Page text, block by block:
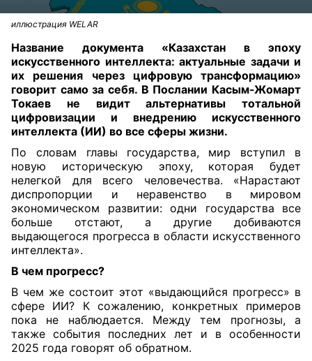
иллюстрация WELAR
Название документа «Казахстан в эпоху
искусственного интеллекта: актуальные задачи и
их решения через цифровую трансформацию»
говорит само за себя. В Послании Касым-Жомарт
Токаев не видит альтернативы тотальной
цифровизации и внедрению искусственного
интеллекта (ИИ) во все сферы жизни.
По словам главы государства, мир вступил в
новую историческую эпоху, которая будет
нелегкой для всего человечества. «Нарастают
диспропорции и неравенство в мировом
экономическом развитии: одни государства все
больше отстают, а другие добиваются
выдающегося прогресса в области искусственного
интеллекта».
В чем прогресс?
В чем же состоит этот «выдающийся прогресс» в
сфере ИИ? К сожалению, конкретных примеров
пока не наблюдается. Между тем прогнозы, а
также события последних лет и в особенности
2025 года говорят об обратном.